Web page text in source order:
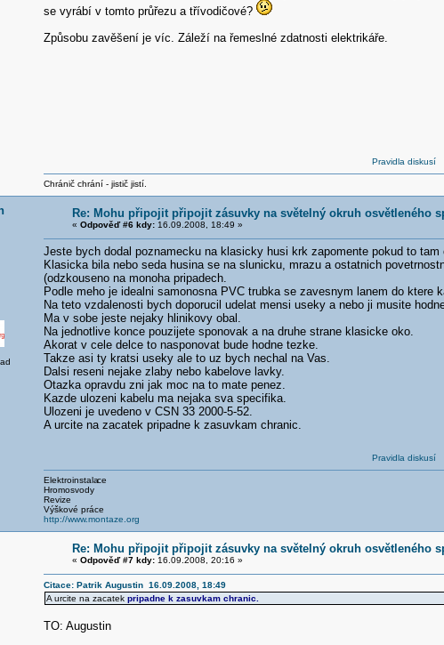
se vyrábí v tomto průřezu a třívodičové?
Způsobu zavěšení je víc. Záleží na řemeslné zdatnosti elektrikáře.
Pravidla diskusí
Chránič chrání - jistič jistí.
Re: Mohu připojit připojit zásuvky na světelný okruh osvětleného
« Odpověď #6 kdy:16.09.2008, 18:49 »
Jeste bych dodal poznamecku na klasicky husi krk zapomente pokud to
Klasicka bila nebo seda husina se na slunicku, mrazu a ostatnich
(odzkouseno na monoha pripadech.
Podle meho je idealni samonosna PVC trubka se zavesnym lanem do ktere
Na teto vzdalenosti bych doporucil udelat mensi useky a nebo ji musite
Ma v sobe jeste nejaky hlinikovy obal.
Na jednotlive konce pouzijete sponovak a na druhe strane klasicke oko.
Akorat v cele delce to nasponovat bude hodne tezke.
Takze asi ty kratsi useky ale to uz bych nechal na Vas.
Dalsi reseni nejake zlaby nebo kabelove lavky.
Otazka opravdu zni jak moc na to mate penez.
Kazde ulozeni kabelu ma nejaka sva specifika.
Ulozeni je uvedeno v CSN 33 2000-5-52.
A urcite na zacatek pripadne k zasuvkam chranic.
Pravidla diskusí
Elektroinstalace
Hromosvody
Revize
Výškové práce
http://www.montaze.org
Re: Mohu připojit připojit zásuvky na světelný okruh osvětleného
« Odpověď #7 kdy:16.09.2008, 20:16 »
Citace: Patrik Augustin 16.09.2008, 18:49
A urcite na zacatek pripadne k zasuvkam chranic.
TO: Augustin